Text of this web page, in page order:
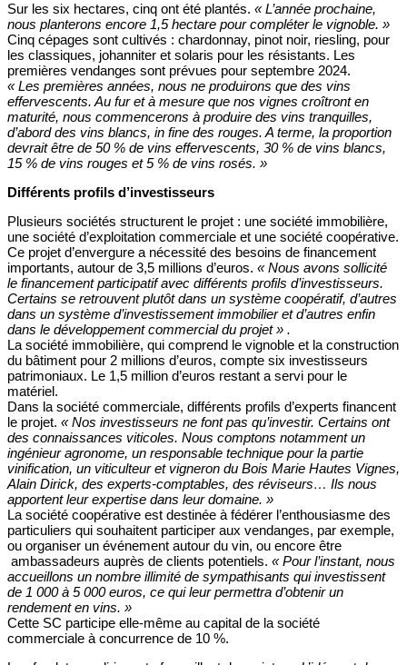
Sur les six hectares, cinq ont été plantés. « L’année prochaine,
nous planterons encore 1,5 hectare pour compléter le vignoble. »
Cinq cépages sont cultivés : chardonnay, pinot noir, riesling, pour
les classiques, johanniter et solaris pour les résistants. Les
premières vendanges sont prévues pour septembre 2024.
« Les premières années, nous ne produirons que des vins
effervescents. Au fur et à mesure que nos vignes croîtront en
maturité, nous commencerons à produire des vins tranquilles,
d’abord des vins blancs, in fine des rouges. A terme, la proportion
devrait être de 50 % de vins effervescents, 30 % de vins blancs,
15 % de vins rouges et 5 % de vins rosés. »
Différents profils d’investisseurs
Plusieurs sociétés structurent le projet : une société immobilière,
une société d’exploitation commerciale et une société coopérative.
Ce projet d’envergure a nécessité des besoins de financement
importants, autour de 3,5 millions d’euros. « Nous avons sollicité
le financement participatif avec différents profils d’investisseurs.
Certains se retrouvent plutôt dans un système coopératif, d’autres
dans un système d’investissement immobilier et d’autres enfin
dans le développement commercial du projet » .
La société immobilière, qui comprend le vignoble et la construction
du bâtiment pour 2 millions d’euros, compte six investisseurs
patrimoniaux. Le 1,5 million d’euros restant a servi pour le
matériel.
Dans la société commerciale, différents profils d’experts financent
le projet. « Nos investisseurs ne font pas qu’investir. Certains ont
des connaissances viticoles. Nous comptons notamment un
ingénieur agronome, un responsable technique pour la partie
vinification, un viticulteur et vigneron du Bois Marie Hautes Vignes,
Alain Dirick, des experts-comptables, des réviseurs… Ils nous
apportent leur expertise dans leur domaine. »
La société coopérative est destinée à fédérer l’enthousiasme des
particuliers qui souhaitent participer aux vendanges, par exemple,
ou organiser un événement autour du vin, ou encore être
ambassadeurs auprès de clients potentiels. « Pour l’instant, nous
accueillons un nombre illimité de sympathisants qui investissent
de 1 000 à 5 000 euros, ce qui leur permettra d’obtenir un
rendement en vins. »
Cette SC participe elle-même au capital de la société
commerciale à concurrence de 10 %.